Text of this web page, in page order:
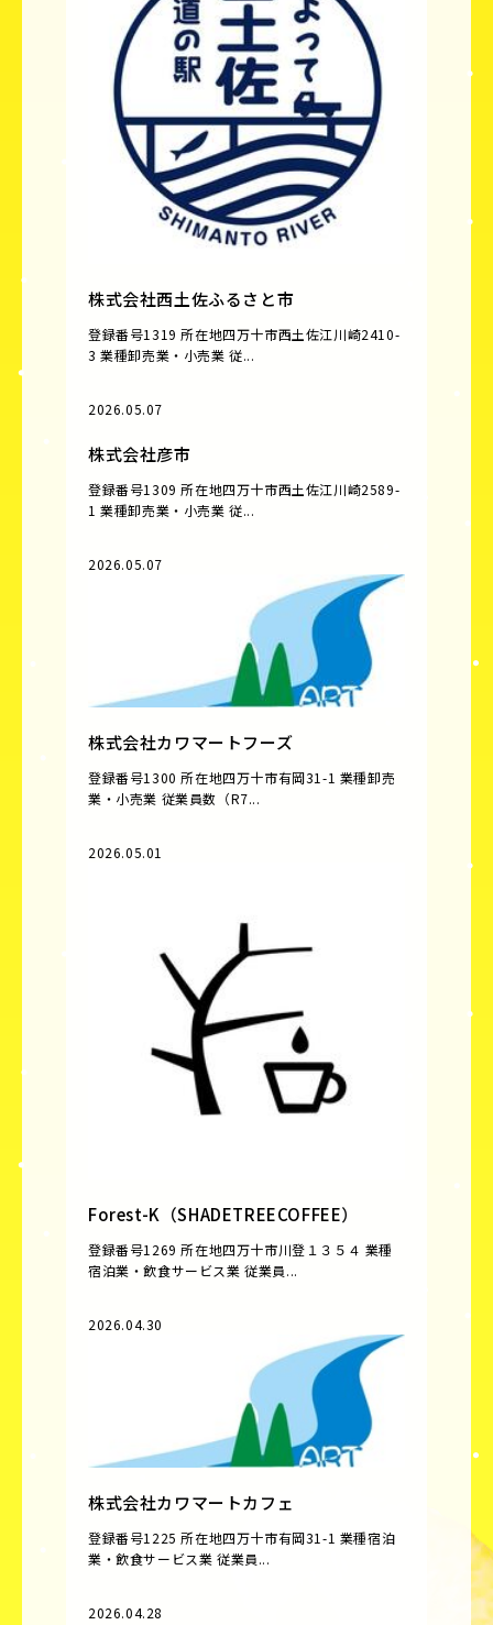
株式会社西土佐ふるさと市
登録番号1319 所在地四万十市西土佐江川崎2410-
3 業種卸売業・小売業 従...
2026.05.07
株式会社彦市
登録番号1309 所在地四万十市西土佐江川崎2589-
1 業種卸売業・小売業 従...
2026.05.07
株式会社カワマートフーズ
登録番号1300 所在地四万十市有岡31-1 業種卸売
業・小売業 従業員数（R7...
2026.05.01
Forest-K（SHADETREECOFFEE）
登録番号1269 所在地四万十市川登１３５４ 業種
宿泊業・飲食サービス業 従業員...
2026.04.30
株式会社カワマートカフェ
登録番号1225 所在地四万十市有岡31-1 業種宿泊
業・飲食サービス業 従業員...
2026.04.28